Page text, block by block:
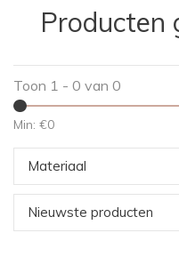
Producten
Toon 1 - 0 van 0
Min: €0
Materiaal
Nieuwste producten